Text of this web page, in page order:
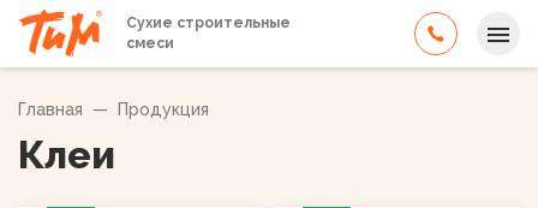
Сухие строительные
смеси
Главная — Продукция
Клеи